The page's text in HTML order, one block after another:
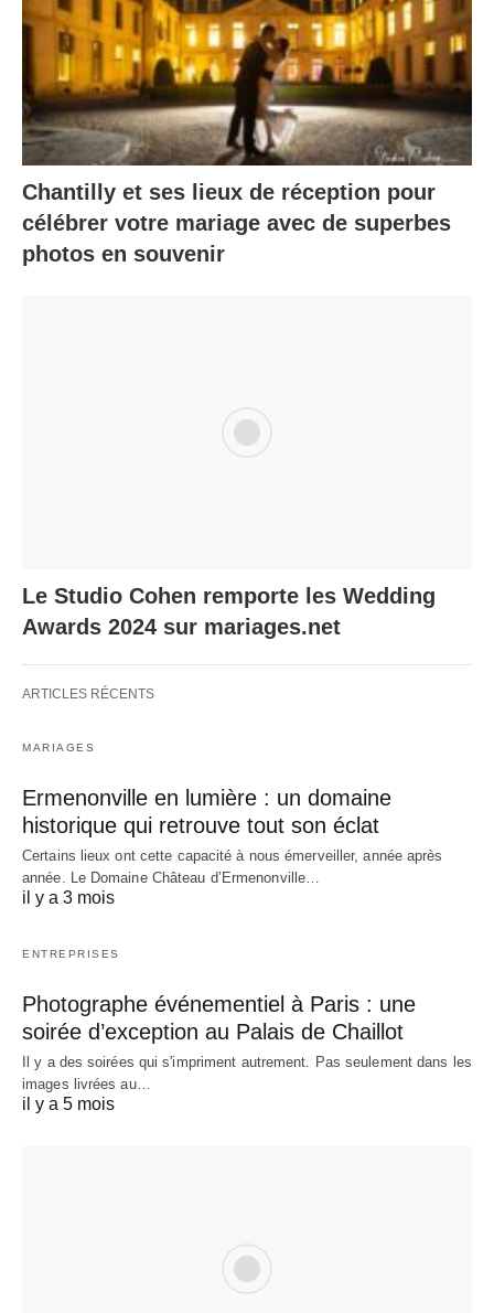
Chantilly et ses lieux de réception pour
célébrer votre mariage avec de superbes
photos en souvenir
Le Studio Cohen remporte les Wedding
Awards 2024 sur mariages.net
ARTICLES RÉCENTS
MARIAGES
Ermenonville en lumière : un domaine
historique qui retrouve tout son éclat
Certains lieux ont cette capacité à nous émerveiller, année après
année. Le Domaine Château d’Ermenonville…
il y a 3 mois
ENTREPRISES
Photographe événementiel à Paris : une
soirée d’exception au Palais de Chaillot
Il y a des soirées qui s'impriment autrement. Pas seulement dans les
images livrées au…
il y a 5 mois